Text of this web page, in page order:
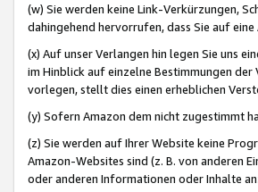
(w) Sie werden keine Link-Verkürzungen,
dahingehend hervorrufen, dass Sie auf
(x) Auf unser Verlangen hin legen Sie uns
im Hinblick auf einzelne Bestimmungen
vorlegen, stellt dies einen erheblichen
(y) Sofern Amazon dem nicht zugestimmt
(z) Sie werden auf Ihrer Website keine
Amazon-Websites sind (z. B. von anderen
oder anderen Informationen oder Inhalte